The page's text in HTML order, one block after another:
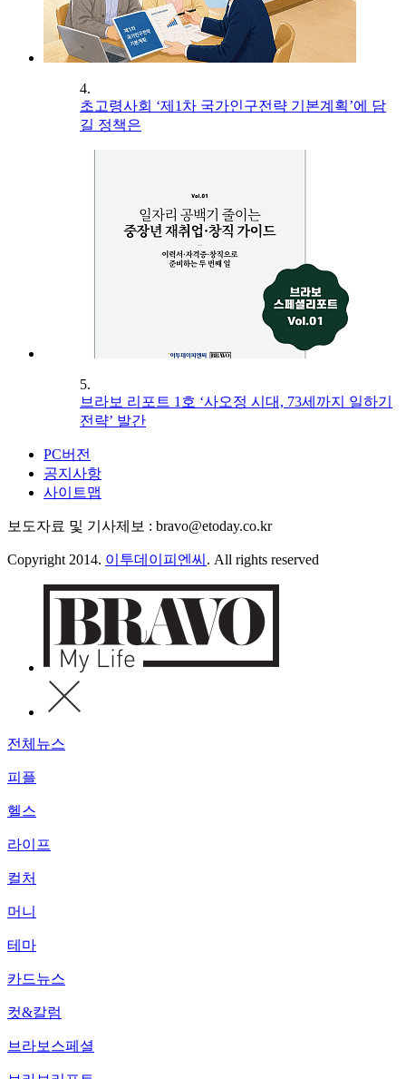
4.
초고령사회 ‘제1차 국가인구전략 기본계획’에 담
길 정책은
5.
브라보 리포트 1호 ‘사오정 시대, 73세까지 일하기
전략’ 발간
PC버전
공지사항
사이트맵
보도자료 및 기사제보 : bravo@etoday.co.kr
Copyright 2014. 이투데이피엔씨 . All rights reserved
전체뉴스
피플
헬스
라이프
컬처
머니
테마
카드뉴스
컷&칼럼
브라보스페셜